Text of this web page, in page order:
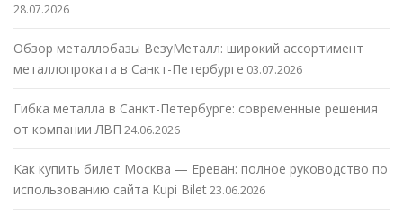
28.07.2026
Обзор металлобазы ВезуМеталл: широкий ассортимент
металлопроката в Санкт-Петербурге 03.07.2026
Гибка металла в Санкт-Петербурге: современные решения
от компании ЛВП 24.06.2026
Как купить билет Москва — Ереван: полное руководство по
использованию сайта Kupi Bilet23.06.2026